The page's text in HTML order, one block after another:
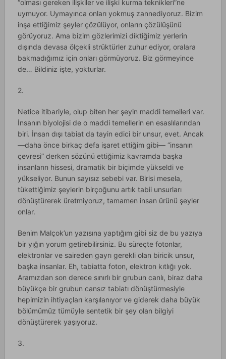
“olması gereken ilişkiler ve ilişki kurma teknikleri”ne
uymuyor. Uymayınca onları yokmuş zannediyoruz. Bizim
inşa ettiğimiz şeyler çözülüyor, onların çözülüşünü
görüyoruz. Ama bizim gözlerimizi diktiğimiz yerlerin
dışında devasa ölçekli strüktürler zuhur ediyor, oralara
bakmadığımız için onları görmüyoruz. Biz görmeyince
de… Bildiniz işte, yokturlar.
2.
Netice itibariyle, olup biten her şeyin maddi temelleri var.
İnsanın biyolojisi de o maddi temellerin en esaslılarından
biri. İnsan dışı tabiat da tayin edici bir unsur, evet. Ancak
—daha önce birkaç defa işaret ettiğim gibi— “insanın
çevresi” derken sözünü ettiğimiz kavramda başka
insanların hissesi, dramatik bir biçimde yükseldi ve
yükseliyor. Bunun sayısız sebebi var. Birisi mesela,
tükettiğimiz şeylerin birçoğunu artık tabii unsurları
dönüştürerek üretmiyoruz, tamamen insan ürünü şeyler
onlar.
Benim Malçok’un yazısına yaptığım gibi siz de bu yazıya
bir yığın yorum getirebilirsiniz. Bu süreçte fotonlar,
elektronlar ve saireden gayrı gerekli olan biricik unsur,
başka insanlar. Eh, tabiatta foton, elektron kıtlığı yok.
Aramızdan son derece sınırlı bir grubun canlı, biraz daha
büyükçe bir grubun cansız tabiatı dönüştürmesiyle
hepimizin ihtiyaçları karşılanıyor ve giderek daha büyük
bölümümüz tümüyle sentetik bir şey olan bilgiyi
dönüştürerek yaşıyoruz.
3.